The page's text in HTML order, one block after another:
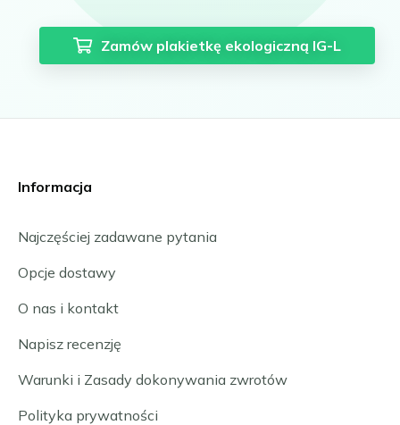
Zamów plakietkę ekologiczną IG-L
Informacja
Najczęściej zadawane pytania
Opcje dostawy
O nas i kontakt
Napisz recenzję
Warunki i Zasady dokonywania zwrotów
Polityka prywatności